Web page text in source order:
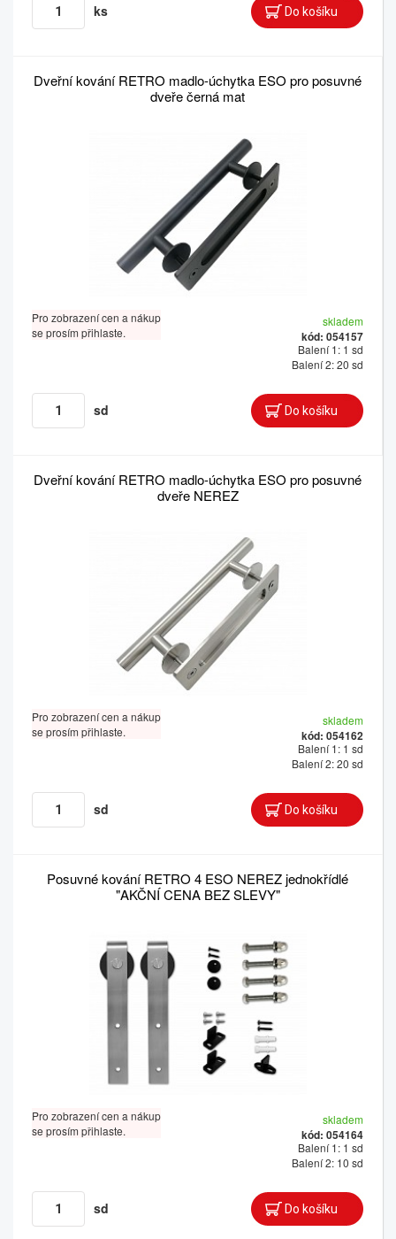
ks
Dveřní kování RETRO madlo-úchytka ESO pro posuvné
dveře černá mat
Pro zobrazení cen a nákup
se prosím přihlaste.
skladem
kód: 054157
Balení 1: 1 sd
Balení 2: 20 sd
sd
Dveřní kování RETRO madlo-úchytka ESO pro posuvné
dveře NEREZ
Pro zobrazení cen a nákup
se prosím přihlaste.
skladem
kód: 054162
Balení 1: 1 sd
Balení 2: 20 sd
sd
Posuvné kování RETRO 4 ESO NEREZ jednokřídlé
"AKČNÍ CENA BEZ SLEVY"
Pro zobrazení cen a nákup
se prosím přihlaste.
skladem
kód: 054164
Balení 1: 1 sd
Balení 2: 10 sd
sd